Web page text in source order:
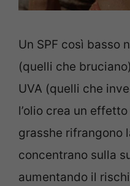
Un SPF così basso
(quelli che
UVA (quelli che
l’olio crea un
grasshe rifrangono
concentrano sulla
aumentando il